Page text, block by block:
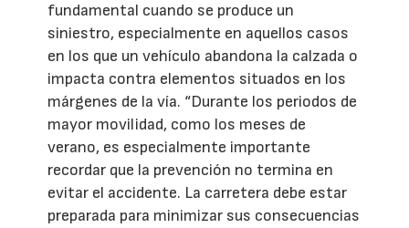
fundamental cuando se produce un
siniestro, especialmente en aquellos casos
en los que un vehículo abandona la calzada o
impacta contra elementos situados en los
márgenes de la vía. “Durante los periodos de
mayor movilidad, como los meses de
verano, es especialmente importante
recordar que la prevención no termina en
evitar el accidente. La carretera debe estar
preparada para minimizar sus consecuencias